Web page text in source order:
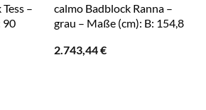
–
90
calmo Badblock Ranna –
grau – Maße (cm): B: 154,8
2.743,44€